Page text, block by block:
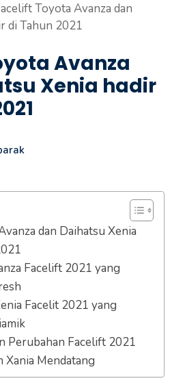
Toyota Avanza dan
di Tahun 2021
Avanza
Xenia hadir
dan Daihatsu Xenia
Facelift 2021 yang
Facelit 2021 yang
Perubahan Facelift 2021
Xania Mendatang